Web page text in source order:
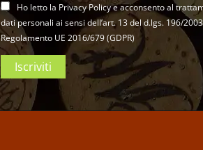
Ho letto la Privacy Policy e acconsento al
dati personali ai sensi dell’art. 13 del d.lgs. 196/
Regolamento UE 2016/679 (GDPR)